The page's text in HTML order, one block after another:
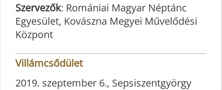
Szervezők: Romániai Magyar Néptánc
Egyesület, Kovászna Megyei Művelődési
Központ
Villámcsődület
2019. szeptember 6., Sepsiszentgyörgy